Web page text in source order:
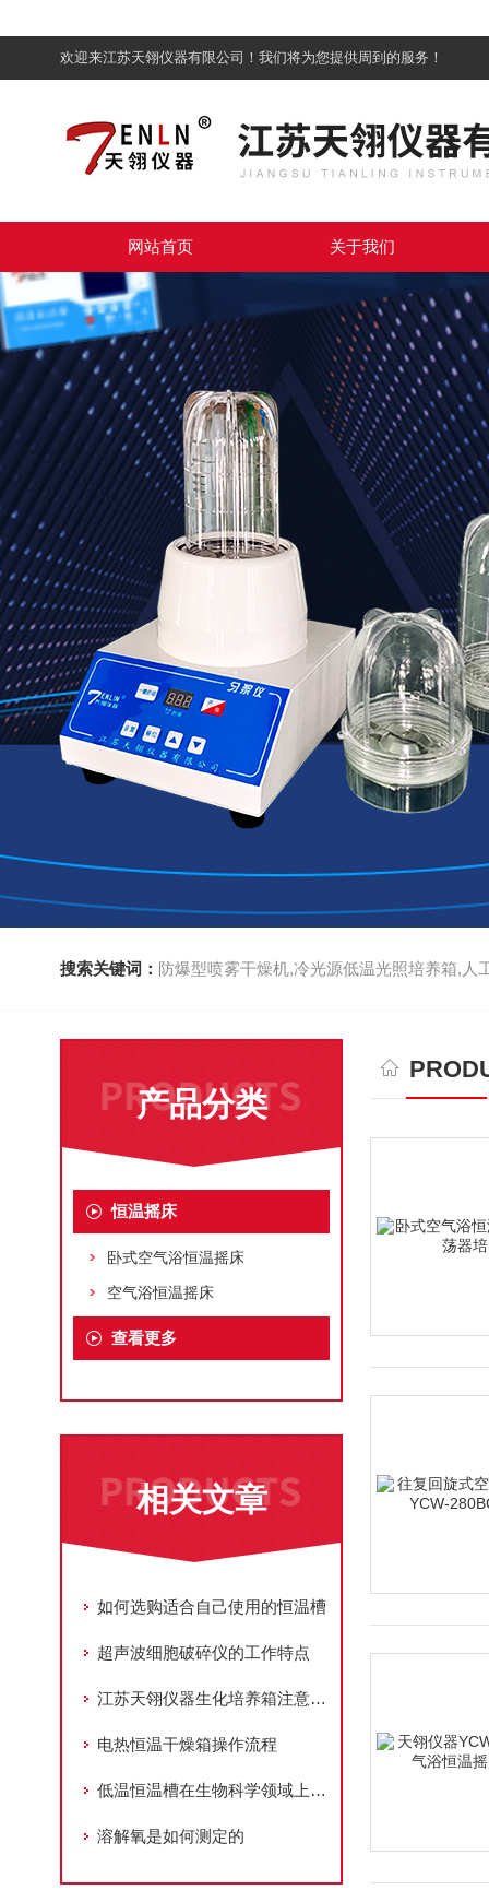
欢迎来江苏天翎仪器有限公司！我们将为您提供周到的服务！
网站首页 关于我们
搜索关键词： 防爆型喷雾干燥机,冷光源低温光照培养箱,人
产品分类
恒温摇床
卧式空气浴恒温摇床
空气浴恒温摇床
查看更多
相关文章
如何选购适合自己使用的恒温槽
超声波细胞破碎仪的工作特点
江苏天翎仪器生化培养箱注意事项
电热恒温干燥箱操作流程
低温恒温槽在生物科学领域上的用途
溶解氧是如何测定的